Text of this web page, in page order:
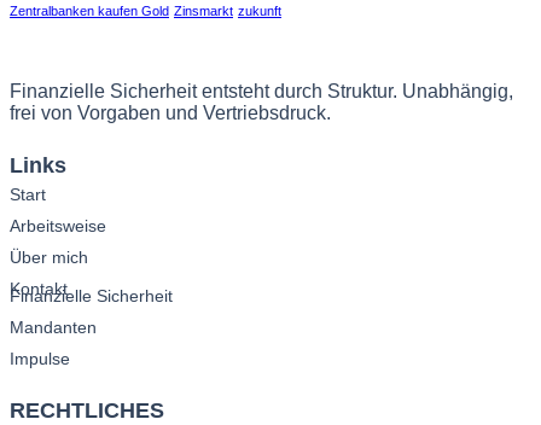
Zentralbanken kaufen Gold Zinsmarkt zukunft
Finanzielle Sicherheit entsteht durch Struktur. Unabhängig,
frei von Vorgaben und Vertriebsdruck.
Links
Start
Arbeitsweise
Über mich
Kontakt
Finanzielle Sicherheit
Mandanten
Impulse
RECHTLICHES